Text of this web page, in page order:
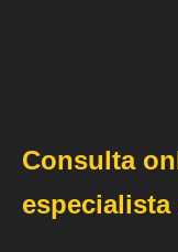
Consulta